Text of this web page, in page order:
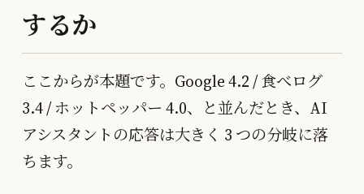
するか
ここからが本題です。Google 4.2 / 食べログ
3.4 / ホットペッパー 4.0、と並んだとき、AI
アシスタントの応答は大きく 3 つの分岐に落
ちます。